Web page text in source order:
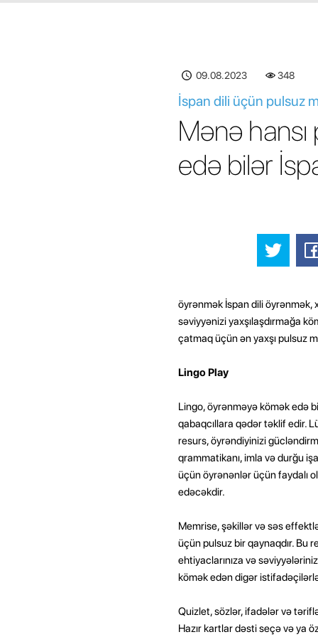
09.08.2023 348
İspan dili üçün pulsuz
Mənə
edə bilər
öyrənmək İspan dili öyrənmək,
səviyyənizi yaxşılaşdırmağa
çatmaq üçün ən yaxşı pulsuz
Lingo Play
Lingo, öyrənməyə kömək edə
qabaqcıllara qədər təklif edir.
resurs, öyrəndiyinizi
qrammatikanı, imla və durğu
üçün öyrənənlər üçün faydalı
edəcəkdir.
Memrise, şəkillər və səs
üçün pulsuz bir qaynaqdır. Bu
ehtiyaclarınıza və
kömək edən digər
Quizlet, sözlər, ifadələr və
Hazır kartlar dəsti seçə və ya